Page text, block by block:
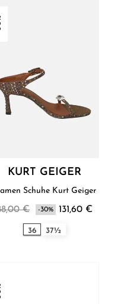
KURT GEIGER
Damen Schuhe Kurt Geiger
€ -30% 131,60 €
36 37½